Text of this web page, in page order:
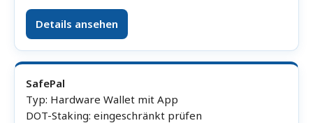
Details ansehen
SafePal
Typ: Hardware Wallet mit App
DOT-Staking: eingeschränkt prüfen